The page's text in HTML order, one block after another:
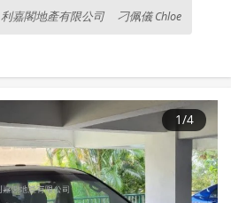
利嘉閣地產有限公司 刁佩儀 Chloe
1/4